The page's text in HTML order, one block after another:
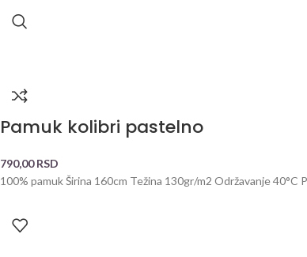
Pamuk kolibri pastelno
790,00RSD
100% pamuk Širina 160cm Težina 130gr/m2 Održavanje